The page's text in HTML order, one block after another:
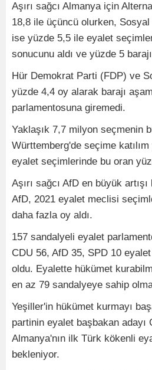
Aşırı sağcı Almanya için
18,8 ile üçüncü olurken,
ise yüzde 5,5 ile eyalet
sonucunu aldı ve yüzde 5
Hür Demokrat Parti (FDP) ve
yüzde 4,4 oy alarak barajı
parlamentosuna giremedi.
Yaklaşık 7,7 milyon seçmenin
Württemberg'de seçime
eyalet seçimlerinde bu oran
Aşırı sağcı AfD en büyük
AfD, 2021 eyalet meclisi
daha fazla oy aldı.
157 sandalyeli eyalet
CDU 56, AfD 35, SPD 10
oldu. Eyalette hükümet
en az 79 sandalyeye sahip
Yeşiller'in hükümet kurmayı
partinin eyalet başbakan adayı
Almanya'nın ilk Türk kökenli
bekleniyor.